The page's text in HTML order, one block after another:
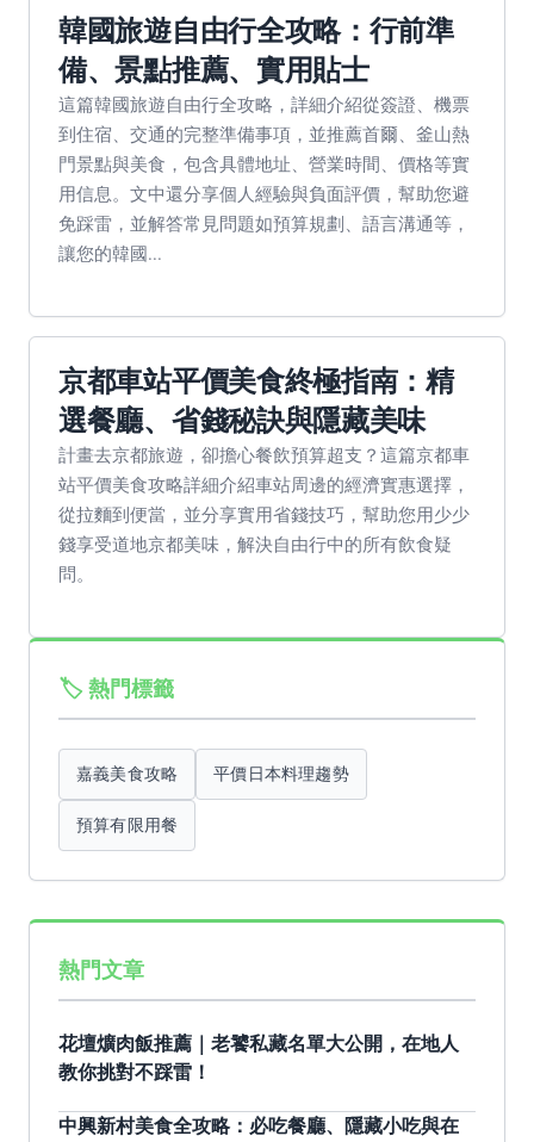
韓國旅遊自由行全攻略：行前準
備、景點推薦、實用貼士
這篇韓國旅遊自由行全攻略，詳細介紹從簽證、機票
到住宿、交通的完整準備事項，並推薦首爾、釜山熱
門景點與美食，包含具體地址、營業時間、價格等實
用信息。文中還分享個人經驗與負面評價，幫助您避
免踩雷，並解答常見問題如預算規劃、語言溝通等，
讓您的韓國...
京都車站平價美食終極指南：精
選餐廳、省錢秘訣與隱藏美味
計畫去京都旅遊，卻擔心餐飲預算超支？這篇京都車
站平價美食攻略詳細介紹車站周邊的經濟實惠選擇，
從拉麵到便當，並分享實用省錢技巧，幫助您用少少
錢享受道地京都美味，解決自由行中的所有飲食疑
問。
🏷️ 熱門標籤
嘉義美食攻略 平價日本料理趨勢
預算有限用餐
熱門文章
花壇爌肉飯推薦｜老饕私藏名單大公開，在地人
教你挑對不踩雷！
中興新村美食全攻略：必吃餐廳、隱藏小吃與在